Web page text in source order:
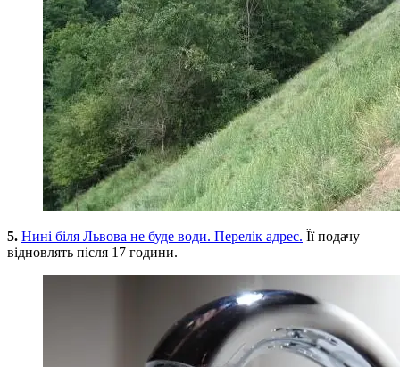
5. Нині біля Львова не буде води. Перелік адрес. Її подачу
відновлять після 17 години.